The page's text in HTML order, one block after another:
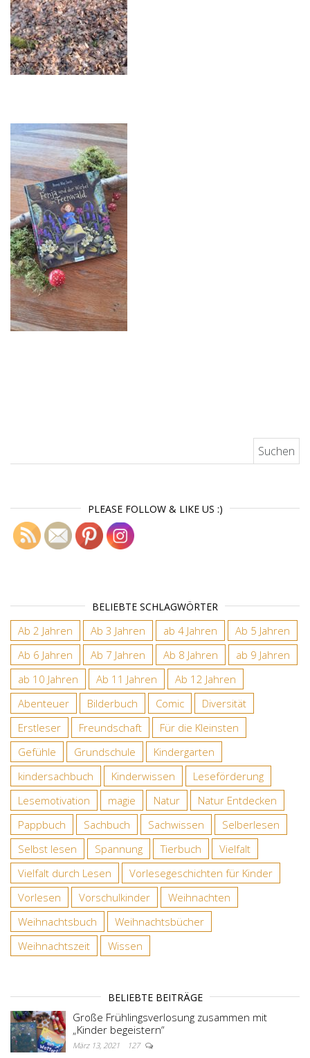
PLEASE FOLLOW & LIKE US :)
BELIEBTE SCHLAGWÖRTER
Ab 2 Jahren Ab 3 Jahren ab 4 Jahren
Ab 5 Jahren
Ab 6 Jahren
Ab 7 Jahren Ab 8 Jahren
ab 9 Jahren
ab 10 Jahren
Ab 11 Jahren
Ab 12 Jahren
Abenteuer
Bilderbuch Comic
Diversität
Erstleser
Freundschaft
Für die Kleinsten
Gefühle
Grundschule
Kindergarten
kindersachbuch
Kinderwissen
Leseförderung
Lesemotivation
magie Natur
Natur Entdecken
Pappbuch
Sachbuch Sachwissen
Selberlesen
Selbst lesen
Spannung Tierbuch
Vielfalt
Vielfalt durch Lesen
Vorlesegeschichten für Kinder
Vorlesen
Vorschulkinder
Weihnachten
Weihnachtsbuch
Weihnachtsbücher
Weihnachtszeit
Wissen
BELIEBTE BEITRÄGE
Große Frühlingsverlosung zusammen mit
„Kinder begeistern“
März 13, 2021 127